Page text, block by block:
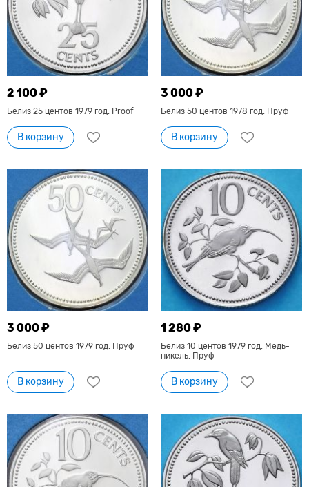
2 100 ₽
Белиз 25 центов 1979 год. Proof
В корзину
3 000 ₽
Белиз 50 центов 1978 год. Пруф
В корзину
3 000 ₽
Белиз 50 центов 1979 год. Пруф
В корзину
1 280 ₽
Белиз 10 центов 1979 год. Медь-
никель. Пруф
В корзину